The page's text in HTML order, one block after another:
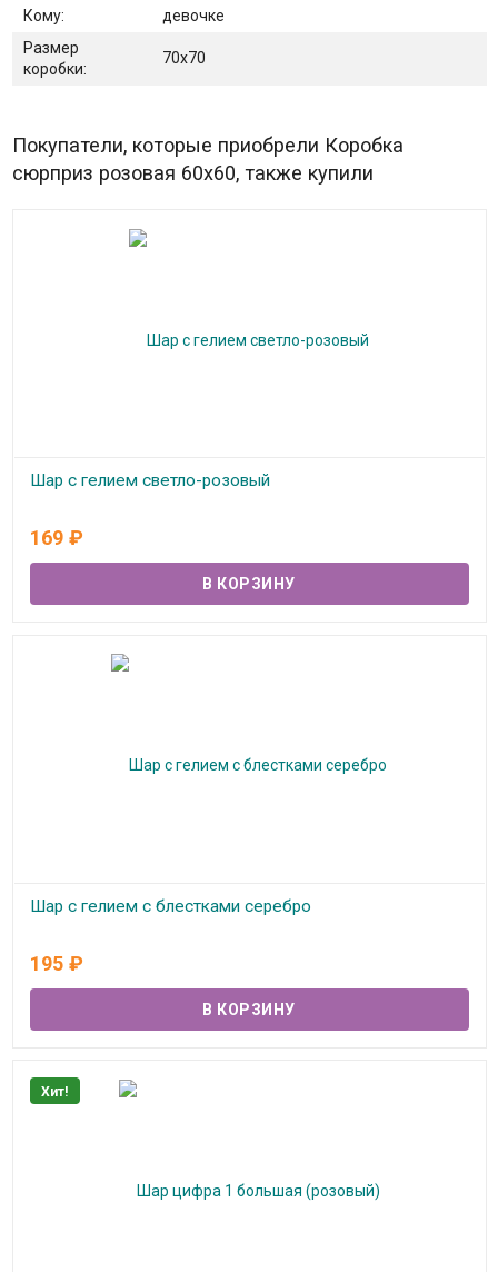
Кому:
девочке
Размер
коробки:
70х70
Покупатели, которые приобрели Коробка
сюрприз розовая 60х60, также купили
Шар с гелием светло-розовый
169 ₽
Шар с гелием с блестками серебро
195 ₽
Хит!